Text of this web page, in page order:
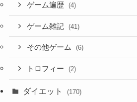
ゲーム遍歴 (4)
ゲーム雑記 (41)
その他ゲーム (6)
トロフィー (2)
ダイエット (170)